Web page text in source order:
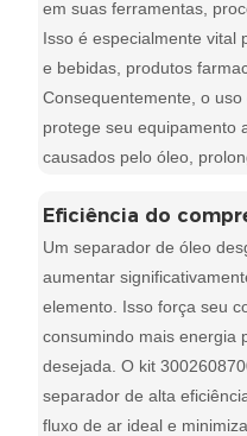
em suas ferramentas,
Isso é especialmente vital
e bebidas, produtos
Consequentemente, o
protege seu equipamento
causados ​​pelo óleo,
Eficiência do
Um separador de óleo
aumentar
elemento. Isso força seu
consumindo mais energia
desejada. O kit
separador de alta
fluxo de ar ideal e